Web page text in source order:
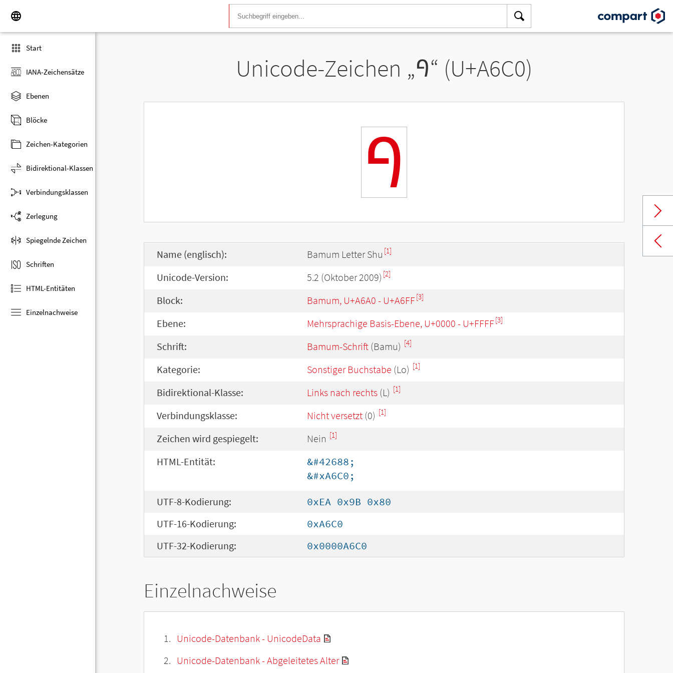
Start
IANA-Zeichensätze
Ebenen
Blöcke
Zeichen-Kategorien
Bidirektional-Klassen
Verbindungsklassen
Zerlegung
Spiegelnde Zeichen
Schriften
HTML-Entitäten
Einzelnachweise
Unicode-Zeichen „ꛀ“ (U+A6C0)
ꛀ
Name (englisch): Bamum Letter Shu [1]
Unicode-Version: 5.2 (Oktober 2009) [2]
Block: Bamum, U+A6A0 - U+A6FF[3]
Ebene: Mehrsprachige Basis-Ebene, U+0000 - U+FFFF[3]
Schrift: Bamum-Schrift (Bamu) [4]
Kategorie: Sonstiger Buchstabe (Lo) [1]
Bidirektional-Klasse: Links nach rechts (L) [1]
Verbindungsklasse: Nicht versetzt (0) [1]
Zeichen wird gespiegelt: Nein [1]
HTML-Entität:
&#42688;
&#xA6C0;
UTF-8-Kodierung:
0xEA 0x9B 0x80
UTF-16-Kodierung:
0xA6C0
UTF-32-Kodierung:
0x0000A6C0
Einzelnachweise
Unicode-Datenbank - UnicodeData
Unicode-Datenbank - Abgeleitetes Alter